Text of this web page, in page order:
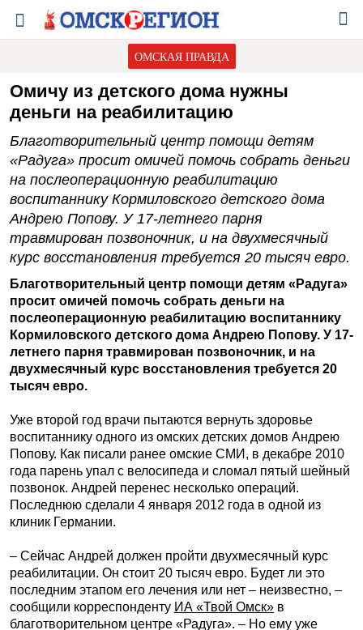
ОМСКАЯ ПРАВДА
Омичу из детского дома нужны
деньги на реабилитацию
Благотворительный центр помощи детям
«Радуга» просит омичей помочь собрать деньги
на послеоперационную реабилитацию
воспитаннику Кормиловского детского дома
Андрею Попову. У 17-летнего парня
травмирован позвоночник, и на двухмесячный
курс восстановления требуется 20 тысяч евро.
Благотворительный центр помощи детям «Радуга»
просит омичей помочь собрать деньги на
послеоперационную реабилитацию воспитаннику
Кормиловского детского дома Андрею Попову. У 17-
летнего парня травмирован позвоночник, и на
двухмесячный курс восстановления требуется 20
тысяч евро.
Уже второй год врачи пытаются вернуть здоровье
воспитаннику одного из омских детских домов Андрею
Попову. Как писали ранее омские СМИ, в декабре 2010
года парень упал с велосипеда и сломал пятый шейный
позвонок. Андрей перенес несколько операций.
Последнюю сделали 4 января 2012 года в одной из
клиник Германии.
– Сейчас Андрей должен пройти двухмесячный курс
реабилитации. Он стоит 20 тысяч евро. Будет ли это
последним этапом его лечения или нет – неизвестно, –
сообщили корреспонденту ИА «Твой Омск» в
благотворительном центре «Радуга». – Но ему уже